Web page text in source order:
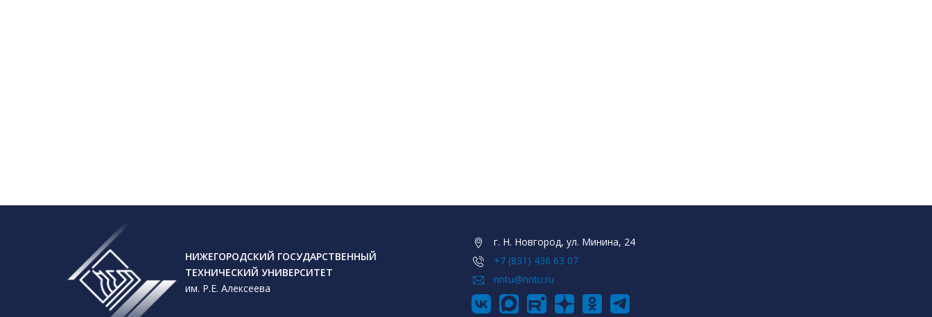
НИЖЕГОРОДСКИЙ ГОСУДАРСТВЕННЫЙ
ТЕХНИЧЕСКИЙ УНИВЕРСИТЕТ
им. Р.Е. Алексеева
г. Н. Новгород, ул. Минина, 24
+7 (831) 436 63 07
nntu@nntu.ru